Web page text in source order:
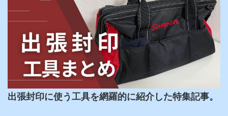
出張封印に使う工具を網羅的に紹介した特集記事。